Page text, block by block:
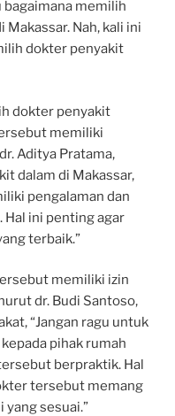
bagaimana memilih
Nah, kali ini
dokter penyakit
dokter penyakit
memiliki
Aditya Pratama,
dalam di Makassar,
pengalaman dan
Hal ini penting agar
terbaik.”
memiliki izin
dr. Budi Santoso,
“Jangan ragu untuk
pihak rumah
berpraktik. Hal
tersebut memang
sesuai.”